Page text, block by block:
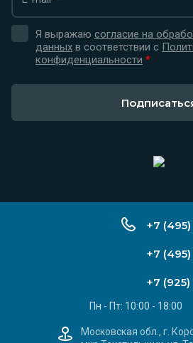
Я выражаю согласие на
данных в соответствии с
конфиденциальности *
+7
+7
+7
Пн - Пт: 10:00 - 18:00
Московская обл., г.